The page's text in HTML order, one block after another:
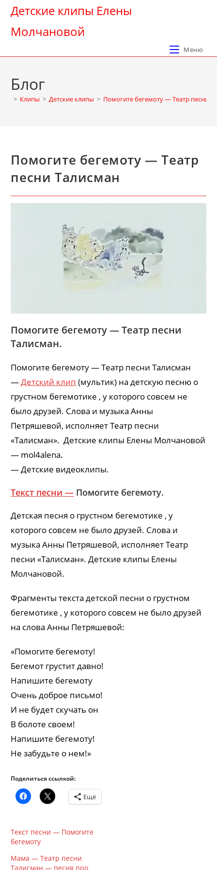
Перейти
содержимому
Детские клипы Елены
Молчановой
Меню
Блог
> Клипы > Детские клипы > Помогите бегемоту — Театр песни
Помогите бегемоту — Театр
песни Талисман
Помогите бегемоту — Театр песни
Талисман.
Помогите бегемоту — Театр песни Талисман
—Детский клип (мультик) на детскую песню о
грустном бегемотике , у которого совсем не
было друзей. Слова и музыка Анны
Петряшевой, исполняет Театр песни
«Талисман». Детские клипы Елены Молчановой
— mol4alena.
— Детские видеоклипы.
Текст песни — Помогите бегемоту.
Детская песня о грустном бегемотике , у
которого совсем не было друзей. Слова и
музыка Анны Петряшевой, исполняет Театр
песни «Талисман». Детские клипы Елены
Молчановой.
Фрагменты текста детской песни о грустном
бегемотике , у которого совсем не было друзей
на слова Анны Петряшевой:
«Помогите бегемоту!
Бегемот грустит давно!
Напишите бегемоту
Очень доброе письмо!
И не будет скучать он
В болоте своем!
Напишите бегемоту!
Не забудьте о нем!»
Поделиться ссылкой:
Ещё
Текст песни — Помогите
бегемоту
Мама — Театр песни
Талисман — песня про